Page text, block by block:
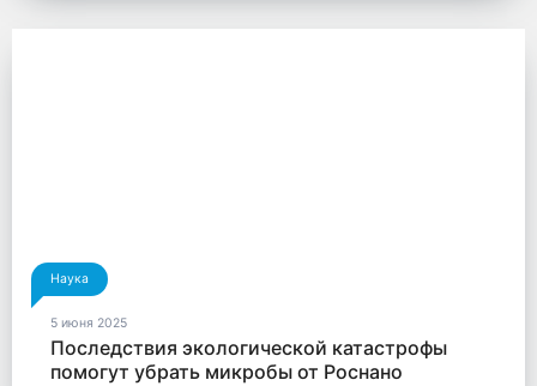
Наука
5 июня 2025
Последствия экологической катастрофы
помогут убрать микробы от Роснано